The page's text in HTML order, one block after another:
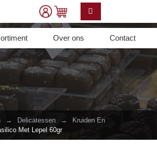
Over ons Contact
→ Delicatessen →
Kruiden En
Met Lepel 60gr